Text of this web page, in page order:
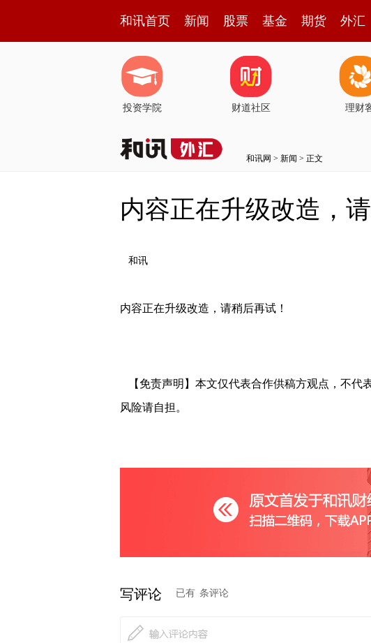
和讯首页 新闻 股票 基金 期货 外汇
投资学院 财道社区 理财
和讯网 > 新闻 > 正文
内容正在升级改造，
和讯
内容正在升级改造，请稍后再试！
【免责声明】本文仅代表合作供稿方观点，不代
风险请自担。
写评论 已有 条评论